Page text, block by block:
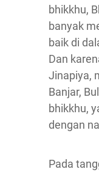
bhikkhu,
banyak
baik di
Dan
Jinapiya,
Banjar,
bhikkhu,
dengan
Pada